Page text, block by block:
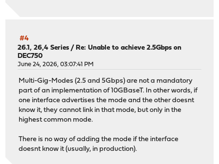
#4
26.1, 26,4 Series /Re: Unable to achieve 2.5Gbps on
DEC750
June 24, 2026, 03:07:41 PM
Multi-Gig-Modes (2.5 and 5Gbps) are not a mandatory
part of an implementation of 10GBaseT. In other words, if
one interface advertises the mode and the other doesnt
know it, they cannot link in that mode, but only in the
highest common mode.
There is no way of adding the mode if the interface
doesnt know it (usually, in production).